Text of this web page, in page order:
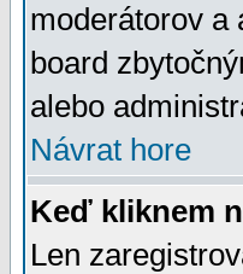
moderátorov
board
alebo
Návrat hore
Keď kliknem
Len